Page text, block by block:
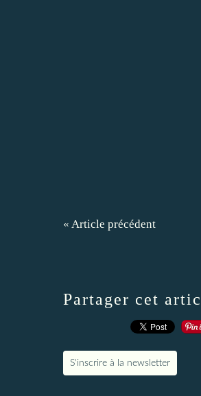
« Article précédent
Partager cet
S'inscrire à la newsletter